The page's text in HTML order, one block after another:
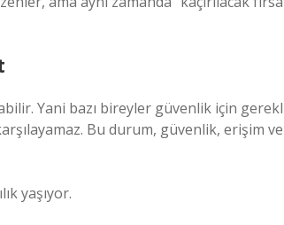
Yani bazı bireyler güvenlik için
Bu durum, güvenlik, erişim
yaşıyor.